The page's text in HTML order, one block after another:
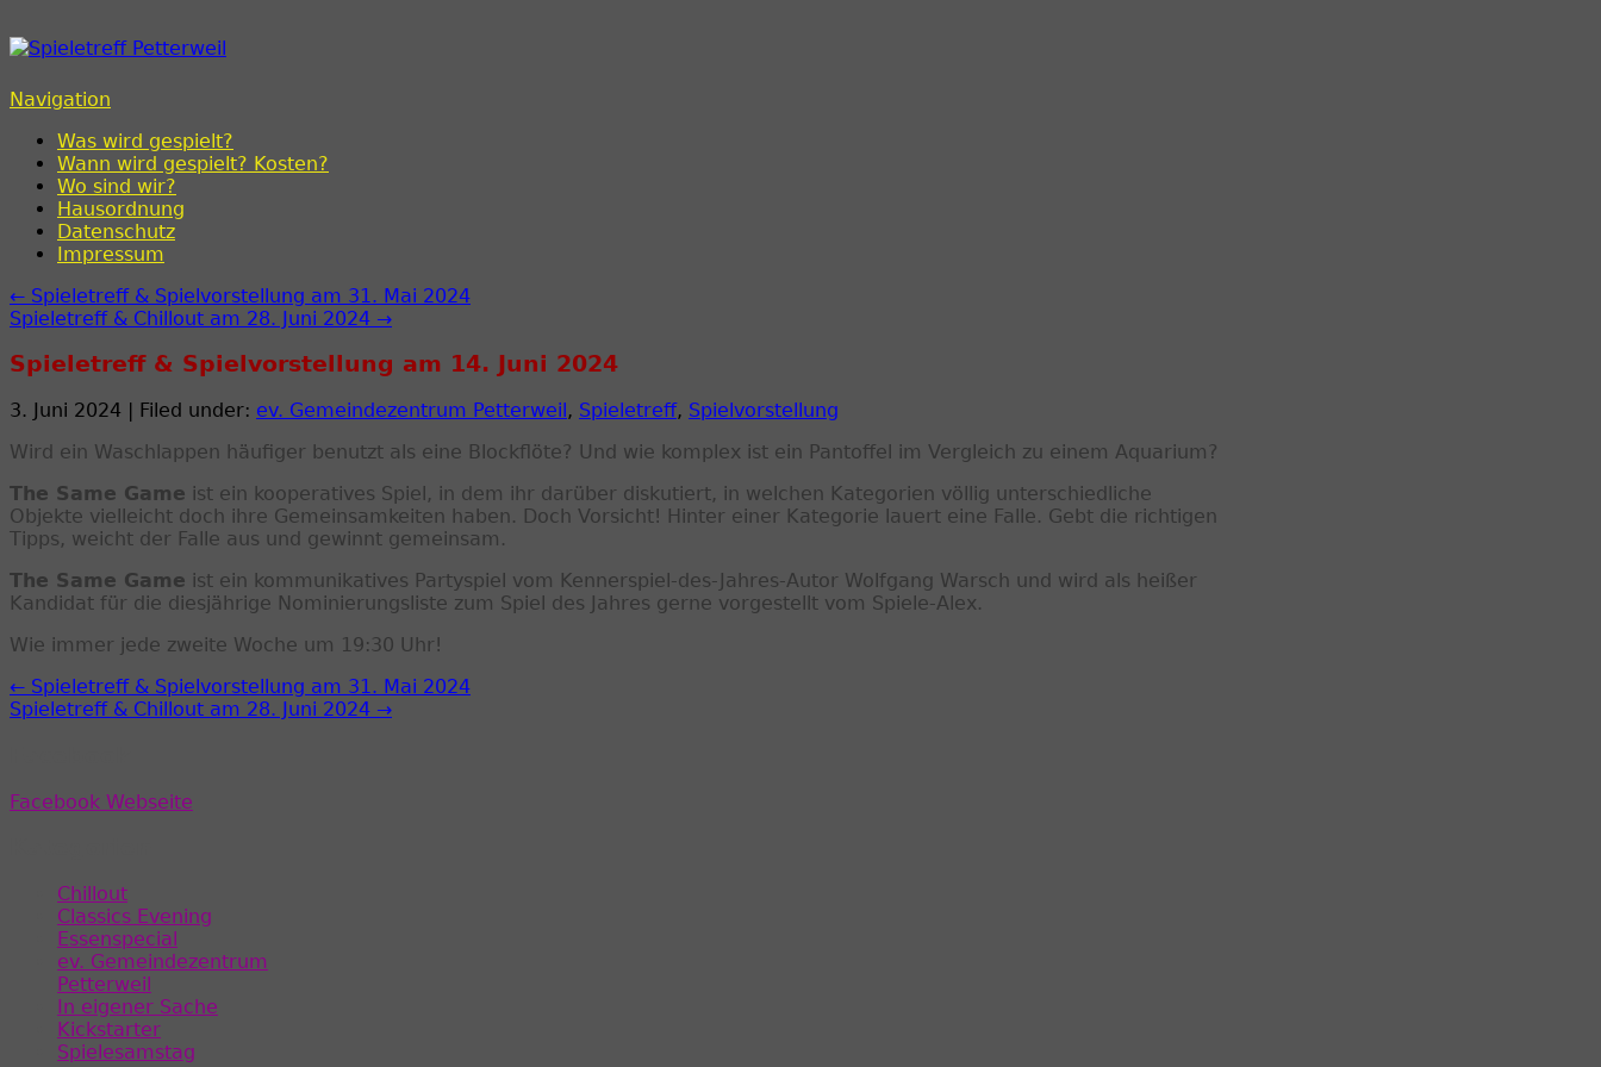
Navigation
Was wird gespielt?
Wann wird gespielt? Kosten?
Wo sind wir?
Hausordnung
Datenschutz
Impressum
← Spieletreff & Spielvorstellung am 31. Mai 2024
Spieletreff & Chillout am 28. Juni 2024 →
Spieletreff & Spielvorstellung am 14. Juni 2024
3. Juni 2024 | Filed under: ev. Gemeindezentrum Petterweil , Spieletreff, Spielvorstellung
Wird ein Waschlappen häufiger benutzt als eine Blockflöte? Und wie komplex ist ein Pantoffel im Vergleich zu einem Aquarium?
The Same Game ist ein kooperatives Spiel, in dem ihr darüber diskutiert, in welchen Kategorien völlig unterschiedliche
Objekte vielleicht doch ihre Gemeinsamkeiten haben. Doch Vorsicht! Hinter einer Kategorie lauert eine Falle. Gebt die richtigen
Tipps, weicht der Falle aus und gewinnt gemeinsam.
The Same Game ist ein kommunikatives Partyspiel vom Kennerspiel-des-Jahres-Autor Wolfgang Warsch und wird als heißer
Kandidat für die diesjährige Nominierungsliste zum Spiel des Jahres gerne vorgestellt vom Spiele-Alex.
Wie immer jede zweite Woche um 19:30 Uhr!
← Spieletreff & Spielvorstellung am 31. Mai 2024
Spieletreff & Chillout am 28. Juni 2024 →
Facebook Webseite
Chillout
Classics Evening
Essenspecial
ev. Gemeindezentrum
Petterweil
In eigener Sache
Kickstarter
Spielesamstag